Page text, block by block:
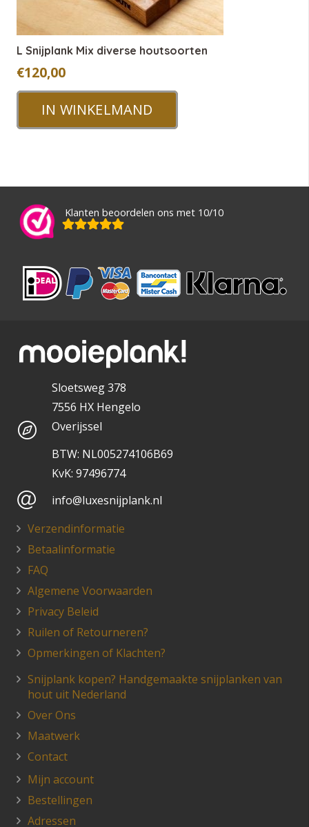
L Snijplank Mix diverse houtsoorten
€120,00
IN WINKELMAND
Klanten beoordelen ons met 10/10
Sloetsweg 378
7556 HX Hengelo
Overijssel
BTW: NL005274106B69
KvK: 97496774
info@luxesnijplank.nl
Verzendinformatie
Betaalinformatie
FAQ
Algemene Voorwaarden
Privacy Beleid
Ruilen of Retourneren?
Opmerkingen of Klachten?
Snijplank kopen? Handgemaakte snijplanken van
hout uit Nederland
Over Ons
Maatwerk
Contact
Mijn account
Bestellingen
Adressen